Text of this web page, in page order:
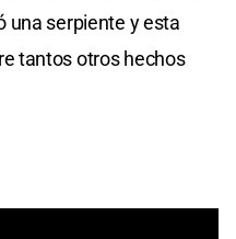
una serpiente y esta
tantos otros hechos